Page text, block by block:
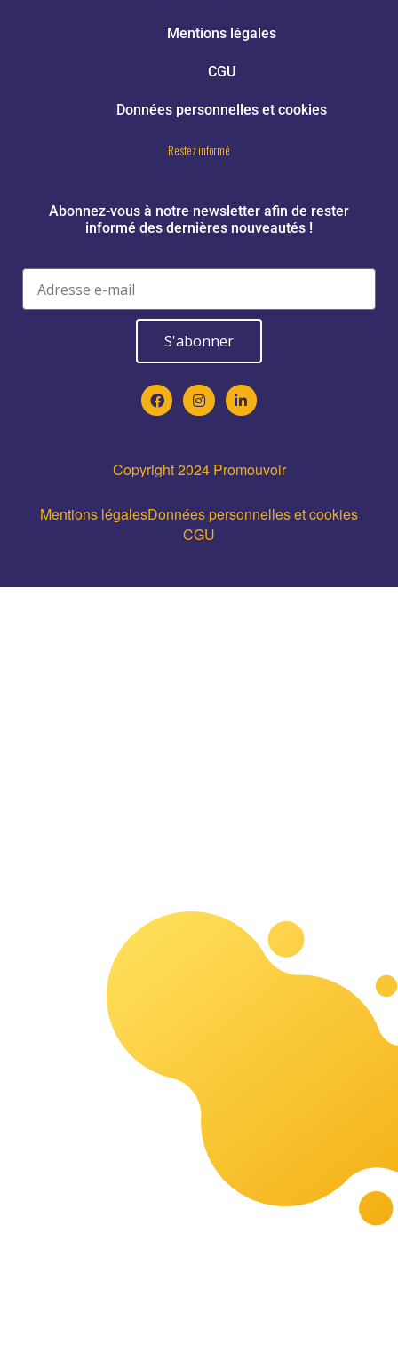
Mentions légales
CGU
Données personnelles et cookies
Restez informé
Abonnez-vous à notre newsletter afin de rester
informé des dernières nouveautés !
S'abonner
Copyright 2024 Promouvoir
Mentions légalesDonnées personnelles et cookies
CGU